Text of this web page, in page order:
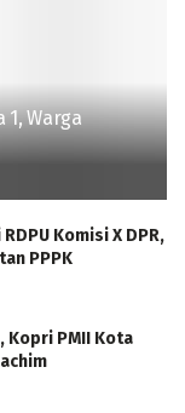
Warga
Komisi X DPR,
PPPK
Kopri PMII Kota